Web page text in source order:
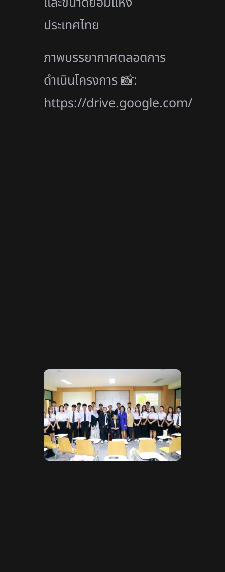
ประเทศไทย
ภาพบรรยากาศตลอดการ
ดำเนินโครงการ 📸:
https://drive.google.com/